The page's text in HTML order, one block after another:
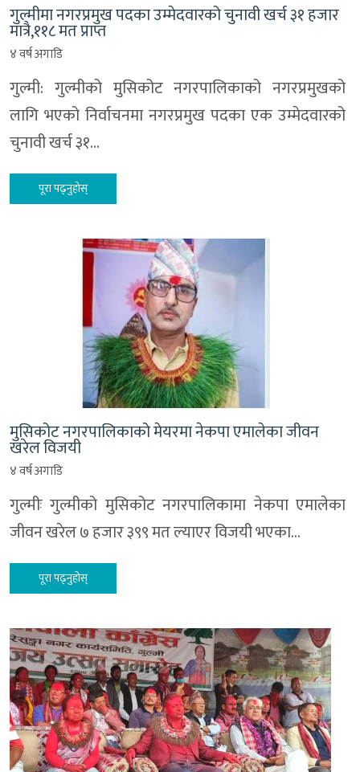
गुल्मीमा नगरप्रमुख पदका उम्मेदवारको चुनावी खर्च ३१ हजार
मात्रै,११८ मत प्राप्त
४ वर्ष अगाडि
गुल्मी: गुल्मीको मुसिकोट नगरपालिकाको नगरप्रमुखको
लागि भएको निर्वाचनमा नगरप्रमुख पदका एक उम्मेदवारको
चुनावी खर्च ३१…
पूरा पढ्नुहोस्
मुसिकोट नगरपालिकाको मेयरमा नेकपा एमालेका जीवन
खरेल विजयी
४ वर्ष अगाडि
गुल्मीः गुल्मीको मुसिकोट नगरपालिकामा नेकपा एमालेका
जीवन खरेल ७ हजार ३९९ मत ल्याएर विजयी भएका…
पूरा पढ्नुहोस्